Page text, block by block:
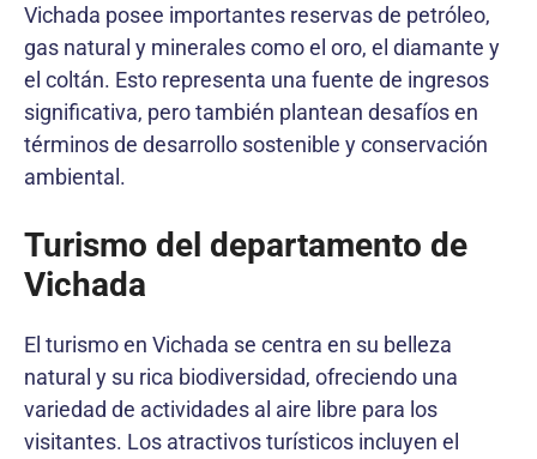
Vichada posee importantes reservas de petróleo,
gas natural y minerales como el oro, el diamante y
el coltán. Esto representa una fuente de ingresos
significativa, pero también plantean desafíos en
términos de desarrollo sostenible y conservación
ambiental.
Turismo del departamento de
Vichada
El turismo en Vichada se centra en su belleza
natural y su rica biodiversidad, ofreciendo una
variedad de actividades al aire libre para los
visitantes. Los atractivos turísticos incluyen el